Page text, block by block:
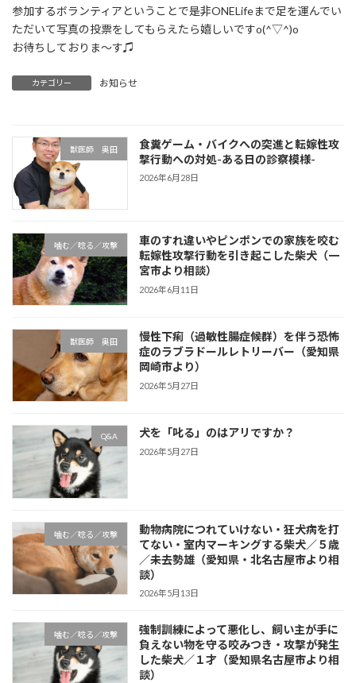
参加するボランティアということで是非ONELifeまで足を運んでい
ただいて写真の投票をしてもらえたら嬉しいですo(^▽^)o
お待ちしておりま～す♫
カテゴリー お知らせ
獣医師 奥田
食糞ゲーム・バイクへの突進と転嫁性攻
撃行動への対処-ある日の診察模様-
2026年6月28日
噛む／唸る／攻撃
車のすれ違いやピンポンでの家族を咬む
転嫁性攻撃行動を引き起こした柴犬（一
宮市より相談）
2026年6月11日
獣医師 奥田
慢性下痢（過敏性腸症候群）を伴う恐怖
症のラブラドールレトリーバー（愛知県
岡崎市より）
2026年5月27日
Q&A 犬を「叱る」のはアリですか？
2026年5月27日
噛む／唸る／攻撃
動物病院につれていけない・狂犬病を打
てない・室内マーキングする柴犬／５歳
／未去勢雄（愛知県・北名古屋市より相
談）
2026年5月13日
噛む／唸る／攻撃
強制訓練によって悪化し、飼い主が手に
負えない物を守る咬みつき・攻撃が発生
した柴犬／１才（愛知県名古屋市より相
談）